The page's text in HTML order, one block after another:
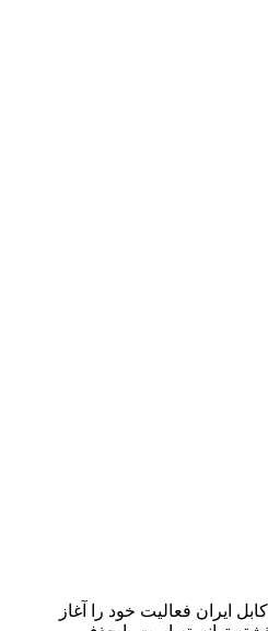
ایران فعالیت خود را آغاز